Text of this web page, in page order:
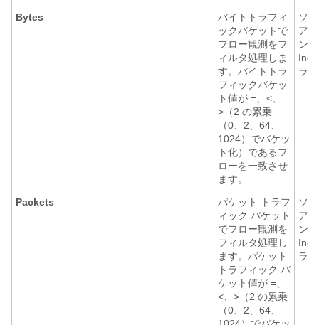
Bytes
バイトトラフィ
ックバケットで
フロー観測をフ
ィルタ処理しま
す。バイトトラ
フィックバケッ
ト値が =、<、
>（2 の累乗
（0、2、64、
1024）でバケッ
ト化）であるフ
ローを一致させ
ます。
ソ
ア
ン
ラ
Packets
パケット トラフ
ィック バケット
でフロー観測を
フィルタ処理し
ます。パケット
トラフィック バ
ケット値が =、
<、>（2 の累乗
（0、2、64、
ソ
ア
ン
ラ